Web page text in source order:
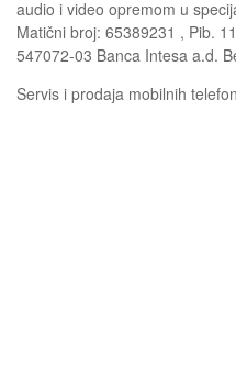
audio i video opremom u
Matični broj: 65389231 , Pib.
547072-03 Banca Intesa a.d.
Servis i prodaja mobilnih